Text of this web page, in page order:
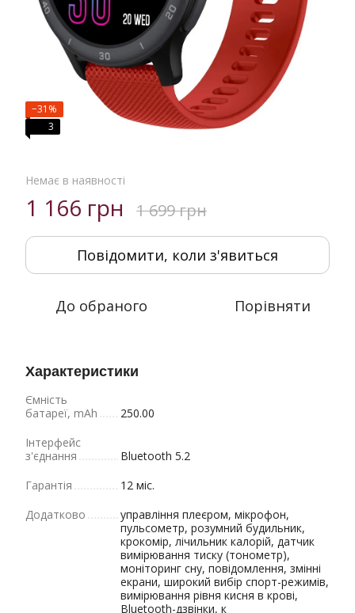
−31%
3
Немає в наявності
1 166 грн 1 699 грн
Повідомити, коли з'явиться
До обраного Порівняти
Характеристики
Ємність
батареї, mAh
250.00
Інтерфейс
з'єднання
Bluetooth 5.2
Гарантія
12 міс.
Додатково
управління плеєром, мікрофон,
пульсометр, розумний будильник,
крокомір, лічильник калорій, датчик
вимірювання тиску (тонометр),
моніторинг сну, повідомлення, змінні
екрани, широкий вибір спорт-режимів,
вимірювання рівня кисня в крові,
Bluetooth-дзвінки, к